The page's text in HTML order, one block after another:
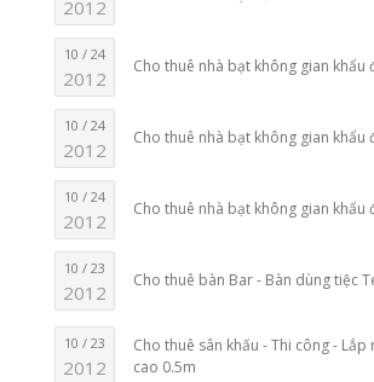
2012
10 / 24
2012 Cho thuê nhà bạt không gian khẩu
10 / 24
2012 Cho thuê nhà bạt không gian khẩu
10 / 24
2012 Cho thuê nhà bạt không gian khẩu
10 / 23
2012 Cho thuê bàn Bar - Bàn dùng tiệc
10 / 23
2012
Cho thuê sân khấu - Thi công - Lắp
cao 0.5m